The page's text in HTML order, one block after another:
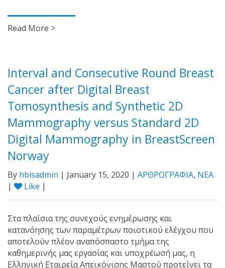
Read More >
Interval and Consecutive Round Breast
Cancer after Digital Breast
Tomosynthesis and Synthetic 2D
Mammography versus Standard 2D
Digital Mammography in BreastScreen
Norway
By hbisadmin | January 15, 2020 | ΑΡΘΡΟΓΡΑΦΙΑ, ΝΕΑ
|
Like |
Στα πλαίσια της συνεχούς ενημέρωσης και
κατανόησης των παραμέτρων ποιοτικού ελέγχου που
αποτελούν πλέον αναπόσπαστο τμήμα της
καθημερινής μας εργασίας και υποχρέωσή μας, η
Ελληνική Εταιρεία Απεικόνισης Μαστού προτείνει τα